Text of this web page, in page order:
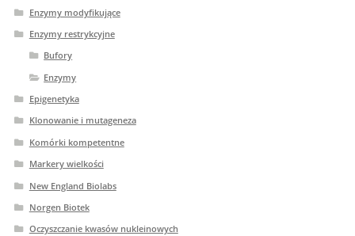
Enzymy modyfikujące
Enzymy restrykcyjne
Bufory
Enzymy
Epigenetyka
Klonowanie i mutageneza
Komórki kompetentne
Markery wielkości
New England Biolabs
Norgen Biotek
Oczyszczanie kwasów nukleinowych